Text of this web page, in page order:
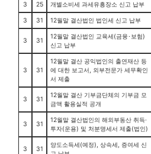
3 25 개별소비세 과세유흥장소 신고 납부
3 31 12월말 결산법인 법인세 신고 납부
3 31
12월말 결산법인 교육세(금융･보험)
신고 납부
3 31
12월말 결산 공익법인의 출연재산 등
에 대한 보고서, 외부전문가 세무확인
서 제출
3 31
12월말 결산 기부금단체의 기부금 모
금액 활용실적 공개
3 31
12월말 결산법인의 해외부동산 취득·
투자(운용) 및 처분명세서 제출(법인)
3 31
양도소득세(예정), 상속세, 증여세 신